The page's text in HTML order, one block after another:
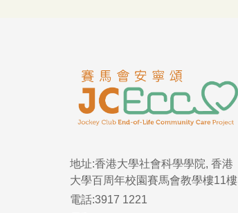
地址:香港大學社會科學學院, 香港
大學百周年校園賽馬會教學樓11樓
電話:3917 1221